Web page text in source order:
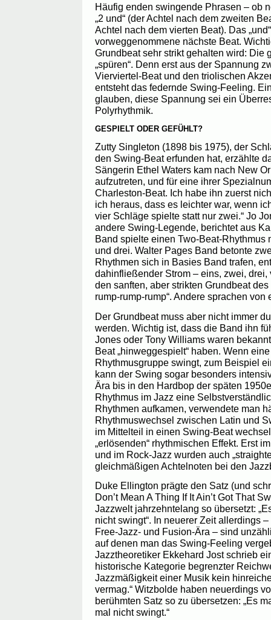
Häufig enden swingende Phrasen – ob
„2 und“ (der Achtel nach dem zweiten
Achtel nach dem vierten Beat). Das
vorweggenommene nächste Beat.
Grundbeat sehr strikt gehalten wird: Die
„spüren“. Denn erst aus der Spannung
Vierviertel-Beat und den triolischen
entsteht das federnde Swing-Feeling.
glauben, diese Spannung sei ein
Polyrhythmik.
GESPIELT ODER GEFÜHLT?
Zutty Singleton (1898 bis 1975), der
den Swing-Beat erfunden hat, erzählte
Sängerin Ethel Waters kam nach New
aufzutreten, und für eine ihrer
Charleston-Beat. Ich habe ihn zuerst
ich heraus, dass es leichter war, wenn
vier Schläge spielte statt nur zwei.“ Jo
andere Swing-Legende, berichtet aus
Band spielte einen Two-Beat-Rhythmus
und drei. Walter Pages Band betonte
Rhythmen sich in Basies Band trafen,
dahinfließender Strom – eins, zwei, drei,
den sanften, aber strikten Grundbeat
rump-rump-rump“. Andere sprachen von
Der Grundbeat muss aber nicht immer
werden. Wichtig ist, dass die Band ihn
Jones oder Tony Williams waren
Beat „hinweggespielt“ haben. Wenn
Rhythmusgruppe swingt, zum Beispiel
kann der Swing sogar besonders
Ära bis in den Hardbop der späten
Rhythmus im Jazz eine
Rhythmen aufkamen, verwendete man
Rhythmuswechsel zwischen Latin und
im Mittelteil in einen Swing-Beat
„erlösenden“ rhythmischen Effekt. Erst
und im Rock-Jazz wurden auch
gleichmäßigen Achtelnoten bei den
Duke Ellington prägte den Satz (und
Don’t Mean A Thing If It Ain’t Got That
Jazzwelt jahrzehntelang so übersetzt:
nicht swingt“. In neuerer Zeit allerdings
Free-Jazz- und Fusion-Ära – sind
auf denen man das Swing-Feeling
Jazztheoretiker Ekkehard Jost schrieb
historische Kategorie begrenzter
Jazzmäßigkeit einer Musik kein
vermag.“ Witzbolde haben neuerdings
berühmten Satz so zu übersetzen: „Es
mal nicht swingt.“